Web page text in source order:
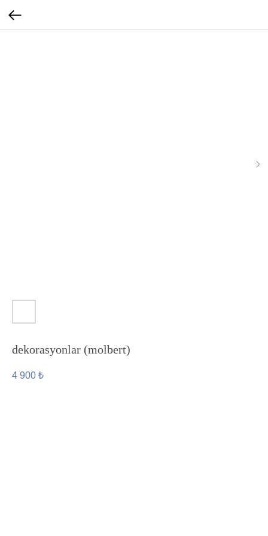
dekorasyonlar (molbert)
4 900 ₺